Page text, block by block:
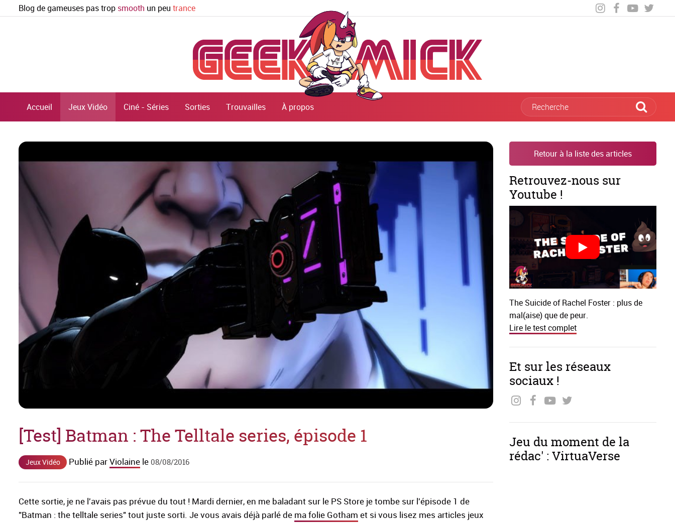
Blog de gameuses pas trop smooth un peu trance
Accueil Jeux Vidéo Ciné - Séries Sorties Trouvailles À propos
[Test] Batman : The Telltale series, épisode 1
Jeux Vidéo Publié parViolaine le 08/08/2016
Cette sortie, je ne l'avais pas prévue du tout ! Mardi dernier, en me baladant sur le PS Store je tombe sur l'épisode 1 de
"Batman : the telltale series" tout juste sorti. Je vous avais déjà parlé de ma folie Gotham et si vous lisez mes articles jeux
Retour à la liste des articles
Retrouvez-nous sur
Youtube !
The Suicide of Rachel Foster : plus de
mal(aise) que de peur.
Lire le test complet
Et sur les réseaux
sociaux !
Jeu du moment de la
rédac' : VirtuaVerse